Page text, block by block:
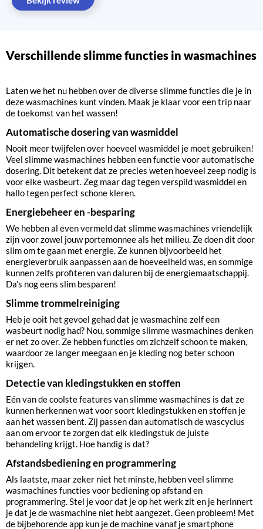
Verschillende slimme functies in wasmachines
Laten we het nu hebben over de diverse slimme functies die je in
deze wasmachines kunt vinden. Maak je klaar voor een trip naar
de toekomst van het wassen!
Automatische dosering van wasmiddel
Nooit meer twijfelen over hoeveel wasmiddel je moet gebruiken!
Veel slimme wasmachines hebben een functie voor automatische
dosering. Dit betekent dat ze precies weten hoeveel zeep nodig is
voor elke wasbeurt. Zeg maar dag tegen verspild wasmiddel en
hallo tegen perfect schone kleren.
Energiebeheer en -besparing
We hebben al even vermeld dat slimme wasmachines vriendelijk
zijn voor zowel jouw portemonnee als het milieu. Ze doen dit door
slim om te gaan met energie. Ze kunnen bijvoorbeeld het
energieverbruik aanpassen aan de hoeveelheid was, en sommige
kunnen zelfs profiteren van daluren bij de energiemaatschappij.
Da’s nog eens slim besparen!
Slimme trommelreiniging
Heb je ooit het gevoel gehad dat je wasmachine zelf een
wasbeurt nodig had? Nou, sommige slimme wasmachines denken
er net zo over. Ze hebben functies om zichzelf schoon te maken,
waardoor ze langer meegaan en je kleding nog beter schoon
krijgen.
Detectie van kledingstukken en stoffen
Eén van de coolste features van slimme wasmachines is dat ze
kunnen herkennen wat voor soort kledingstukken en stoffen je
aan het wassen bent. Zij passen dan automatisch de wascyclus
aan om ervoor te zorgen dat elk kledingstuk de juiste
behandeling krijgt. Hoe handig is dat?
Afstandsbediening en programmering
Als laatste, maar zeker niet het minste, hebben veel slimme
wasmachines functies voor bediening op afstand en
programmering. Stel je voor dat je op het werk zit en je herinnert
je dat je de wasmachine niet hebt aangezet. Geen probleem! Met
de bijbehorende app kun je de machine vanaf je smartphone